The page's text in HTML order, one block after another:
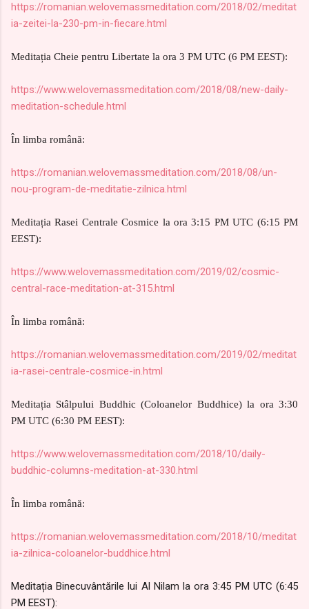
https://romanian.welovemassmeditation.com/2018/02/meditat
ia-zeitei-la-230-pm-in-fiecare.html
Meditația Cheie pentru Libertate la ora 3 PM UTC (6 PM EEST):
https://www.welovemassmeditation.com/2018/08/new-daily-
meditation-schedule.html
În limba română:
https://romanian.welovemassmeditation.com/2018/08/un-
nou-program-de-meditatie-zilnica.html
Meditația Rasei Centrale Cosmice la ora 3:15 PM UTC (6:15 PM
EEST):
https://www.welovemassmeditation.com/2019/02/cosmic-
central-race-meditation-at-315.html
În limba română:
https://romanian.welovemassmeditation.com/2019/02/meditat
ia-rasei-centrale-cosmice-in.html
Meditația Stâlpului Buddhic (Coloanelor Buddhice) la ora 3:30
PM UTC (6:30 PM EEST):
https://www.welovemassmeditation.com/2018/10/daily-
buddhic-columns-meditation-at-330.html
În limba română:
https://romanian.welovemassmeditation.com/2018/10/meditat
ia-zilnica-coloanelor-buddhice.html
Meditația Binecuvântările lui Al Nilam la ora 3:45 PM UTC (6:45
PM EEST):